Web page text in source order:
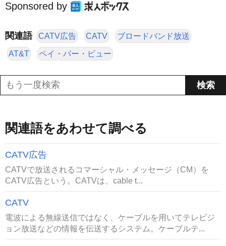
Sponsored by
関連語 CATV広告 CATV ブロードバンド放送
AT&T ペイ・パー・ビュー
関連語をあわせて調べる
CATV広告
CATVで放送されるコマーシャル・メッセージ（CM）を
CATV広告という。CATVは、cable t...
CATV
電波による無線送信ではなく、ケーブルを用いてテレビジ
ョン放送などの情報を伝送するシステム。ケーブルテ...